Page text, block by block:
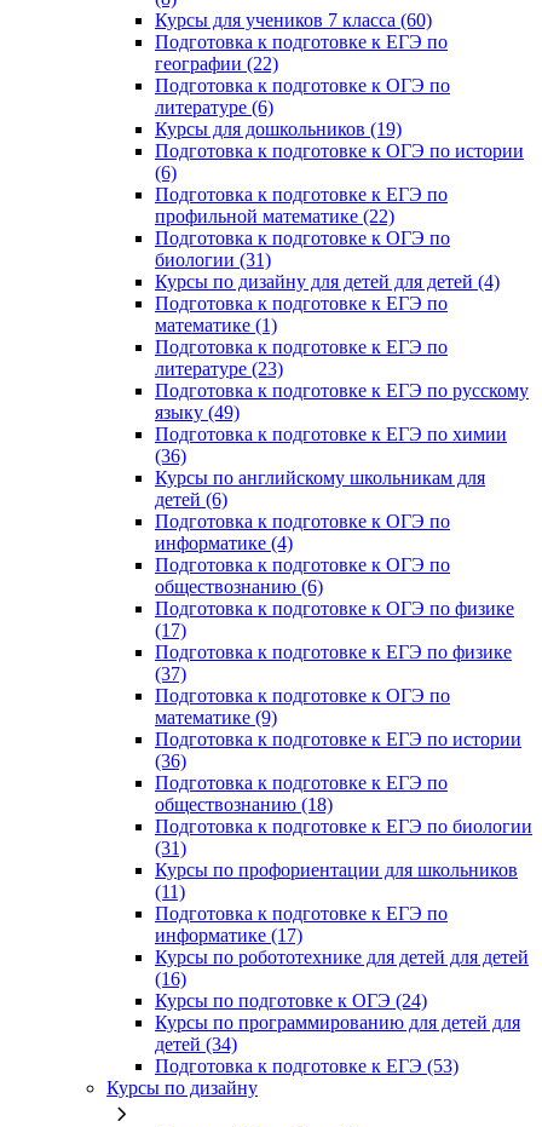
Курсы для учеников 7 класса (60)
Подготовка к подготовке к ЕГЭ по
географии (22)
Подготовка к подготовке к ОГЭ по
литературе (6)
Курсы для дошкольников (19)
Подготовка к подготовке к ОГЭ по истории
(6)
Подготовка к подготовке к ЕГЭ по
профильной математике (22)
Подготовка к подготовке к ОГЭ по
биологии (31)
Курсы по дизайну для детей для детей (4)
Подготовка к подготовке к ЕГЭ по
математике (1)
Подготовка к подготовке к ЕГЭ по
литературе (23)
Подготовка к подготовке к ЕГЭ по русскому
языку (49)
Подготовка к подготовке к ЕГЭ по химии
(36)
Курсы по английскому школьникам для
детей (6)
Подготовка к подготовке к ОГЭ по
информатике (4)
Подготовка к подготовке к ОГЭ по
обществознанию (6)
Подготовка к подготовке к ОГЭ по физике
(17)
Подготовка к подготовке к ЕГЭ по физике
(37)
Подготовка к подготовке к ОГЭ по
математике (9)
Подготовка к подготовке к ЕГЭ по истории
(36)
Подготовка к подготовке к ЕГЭ по
обществознанию (18)
Подготовка к подготовке к ЕГЭ по биологии
(31)
Курсы по профориентации для школьников
(11)
Подготовка к подготовке к ЕГЭ по
информатике (17)
Курсы по робототехнике для детей для детей
(16)
Курсы по подготовке к ОГЭ (24)
Курсы по программированию для детей для
детей (34)
Подготовка к подготовке к ЕГЭ (53)
Курсы по дизайну